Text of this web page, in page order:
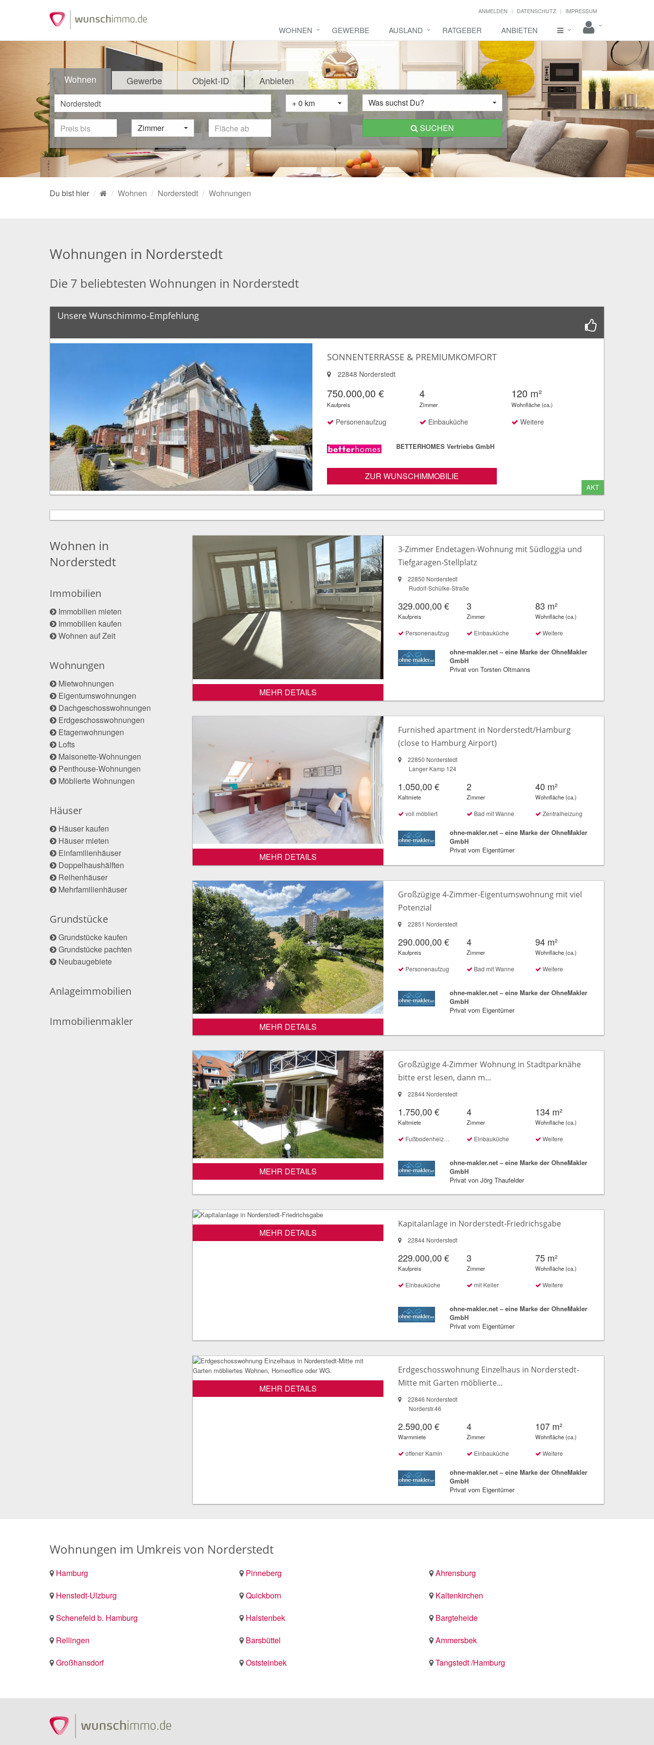
ANMELDEN DATENSCHUTZ IMPRESSUM
WOHNEN GEWERBE AUSLAND RATGEBER ANBIETEN
Wohnen Gewerbe Objekt-ID Anbieten
+ 0 km Was suchst Du?
Zimmer SUCHEN
Du bist hier Wohnen Norderstedt Wohnungen
Wohnungen in Norderstedt
Die 7 beliebtesten Wohnungen in Norderstedt
Unsere Wunschimmo-Empfehlung
SONNENTERRASSE & PREMIUMKOMFORT
22848 Norderstedt
750.000,00 €
Kaufpreis
4
Zimmer
120 m²
Wohnfläche (ca.)
Personenaufzug Einbauküche Weitere
BETTERHOMES Vertriebs GmbH
ZUR WUNSCHIMMOBILIE
AKT
Wohnen in
Norderstedt
Immobilien
Immobilien mieten
Immobilien kaufen
Wohnen auf Zeit
Wohnungen
Mietwohnungen
Eigentumswohnungen
Dachgeschosswohnungen
Erdgeschosswohnungen
Etagenwohnungen
Lofts
Maisonette-Wohnungen
Penthouse-Wohnungen
Möblierte Wohnungen
Häuser
Häuser kaufen
Häuser mieten
Einfamilienhäuser
Doppelhaushälften
Reihenhäuser
Mehrfamilienhäuser
Grundstücke
Grundstücke kaufen
Grundstücke pachten
Neubaugebiete
Anlageimmobilien
Immobilienmakler
MEHR DETAILS
3-Zimmer Endetagen-Wohnung mit Südloggia und
Tiefgaragen-Stellplatz
22850 Norderstedt
Rudolf-Schülke-Straße
329.000,00 €
Kaufpreis
3
Zimmer
83 m²
Wohnfläche (ca.)
Personenaufzug Einbauküche Weitere
ohne-makler.net – eine Marke der OhneMakler
GmbH
Privat von Torsten Oltmanns
MEHR DETAILS
Furnished apartment in Norderstedt/Hamburg
(close to Hamburg Airport)
22850 Norderstedt
Langer Kamp 124
1.050,00 €
Kaltmiete
2
Zimmer
40 m²
Wohnfläche (ca.)
voll möbliert Bad mit Wanne Zentralheizung
ohne-makler.net – eine Marke der OhneMakler
GmbH
Privat vom Eigentümer
MEHR DETAILS
Großzügige 4-Zimmer-Eigentumswohnung mit viel
Potenzial
22851 Norderstedt
290.000,00 €
Kaufpreis
4
Zimmer
94 m²
Wohnfläche (ca.)
Personenaufzug Bad mit Wanne Weitere
ohne-makler.net – eine Marke der OhneMakler
GmbH
Privat vom Eigentümer
MEHR DETAILS
Großzügige 4-Zimmer Wohnung in Stadtparknähe
bitte erst lesen, dann m...
22844 Norderstedt
1.750,00 €
Kaltmiete
4
Zimmer
134 m²
Wohnfläche (ca.)
Fußbodenheizung Einbauküche Weitere
ohne-makler.net – eine Marke der OhneMakler
GmbH
Privat von Jörg Thaufelder
MEHR DETAILS
Kapitalanlage in Norderstedt-Friedrichsgabe
22844 Norderstedt
229.000,00 €
Kaufpreis
3
Zimmer
75 m²
Wohnfläche (ca.)
Einbauküche mit Keller Weitere
ohne-makler.net – eine Marke der OhneMakler
GmbH
Privat vom Eigentümer
MEHR DETAILS
Erdgeschosswohnung Einzelhaus in Norderstedt-
Mitte mit Garten möblierte...
22846 Norderstedt
Norderstr.46
2.590,00 €
Warmmiete
4
Zimmer
107 m²
Wohnfläche (ca.)
offener Kamin Einbauküche Weitere
ohne-makler.net – eine Marke der OhneMakler
GmbH
Privat vom Eigentümer
Wohnungen im Umkreis von Norderstedt
Hamburg Pinneberg
Ahrensburg
Henstedt-Ulzburg
Quickborn
Kaltenkirchen
Schenefeld b. Hamburg
Halstenbek
Bargteheide
Rellingen
Barsbüttel
Ammersbek
Großhansdorf
Oststeinbek Tangstedt /Hamburg